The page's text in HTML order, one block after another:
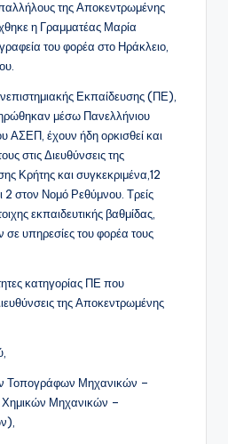
της Αποκεντρωμένης
η Γραμματέας Μαρία
του φορέα στο Ηράκλειο,
Εκπαίδευσης (ΠΕ),
μέσω Πανελλήνιου
ΑΣΕΠ, έχουν ήδη ορκισθεί και
στις Διευθύνσεις της
Κρήτης και συγκεκριμένα,12
2 στον Νομό Ρεθύμνου. Τρείς
εκπαιδευτικής βαθμίδας,
σε υπηρεσίες του φορέα τους
κατηγορίας ΠΕ που
της Αποκεντρωμένης
Τοπογράφων Μηχανικών –
Μηχανικών –